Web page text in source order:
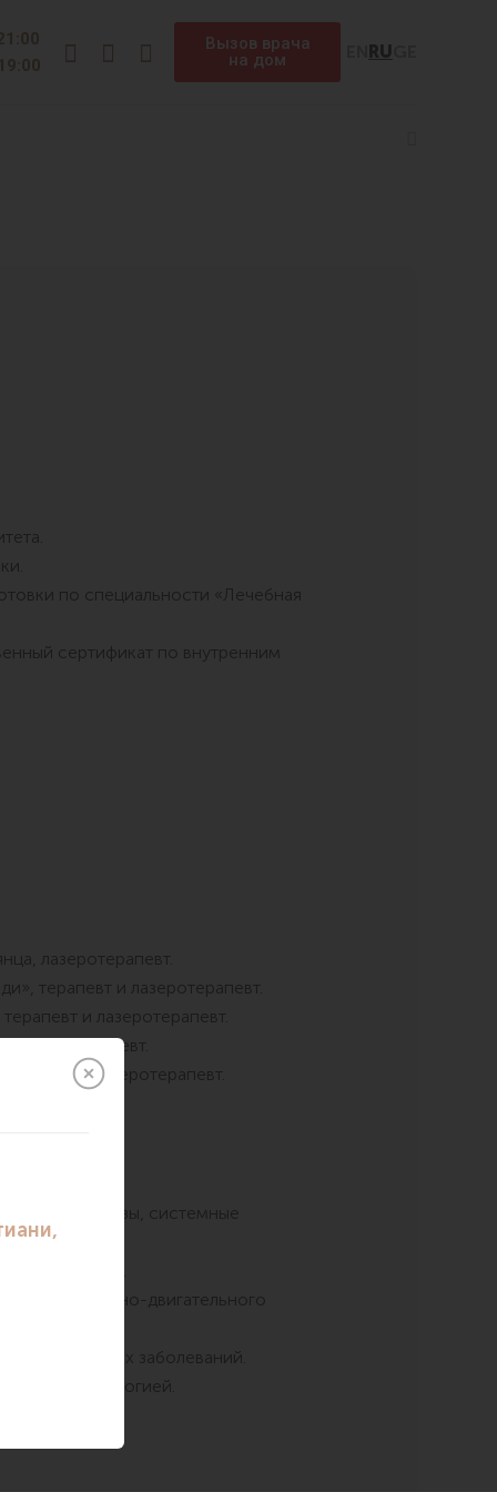
Facebook
TelegramВызов врача
на дом
RU
по специальности «Лечебная
сертификат по внутренним
лазеротерапевт.
терапевт и лазеротерапевт.
и лазеротерапевт.
терапевт.
лазеротерапевт.
Medical.
артрозы, системные
органов.
опорно-двигательного
и хронических заболеваний.
патологией.